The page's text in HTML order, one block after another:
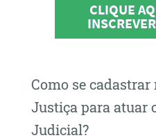
CLIQUE
Como se
Justiça para atuar
Judicial?